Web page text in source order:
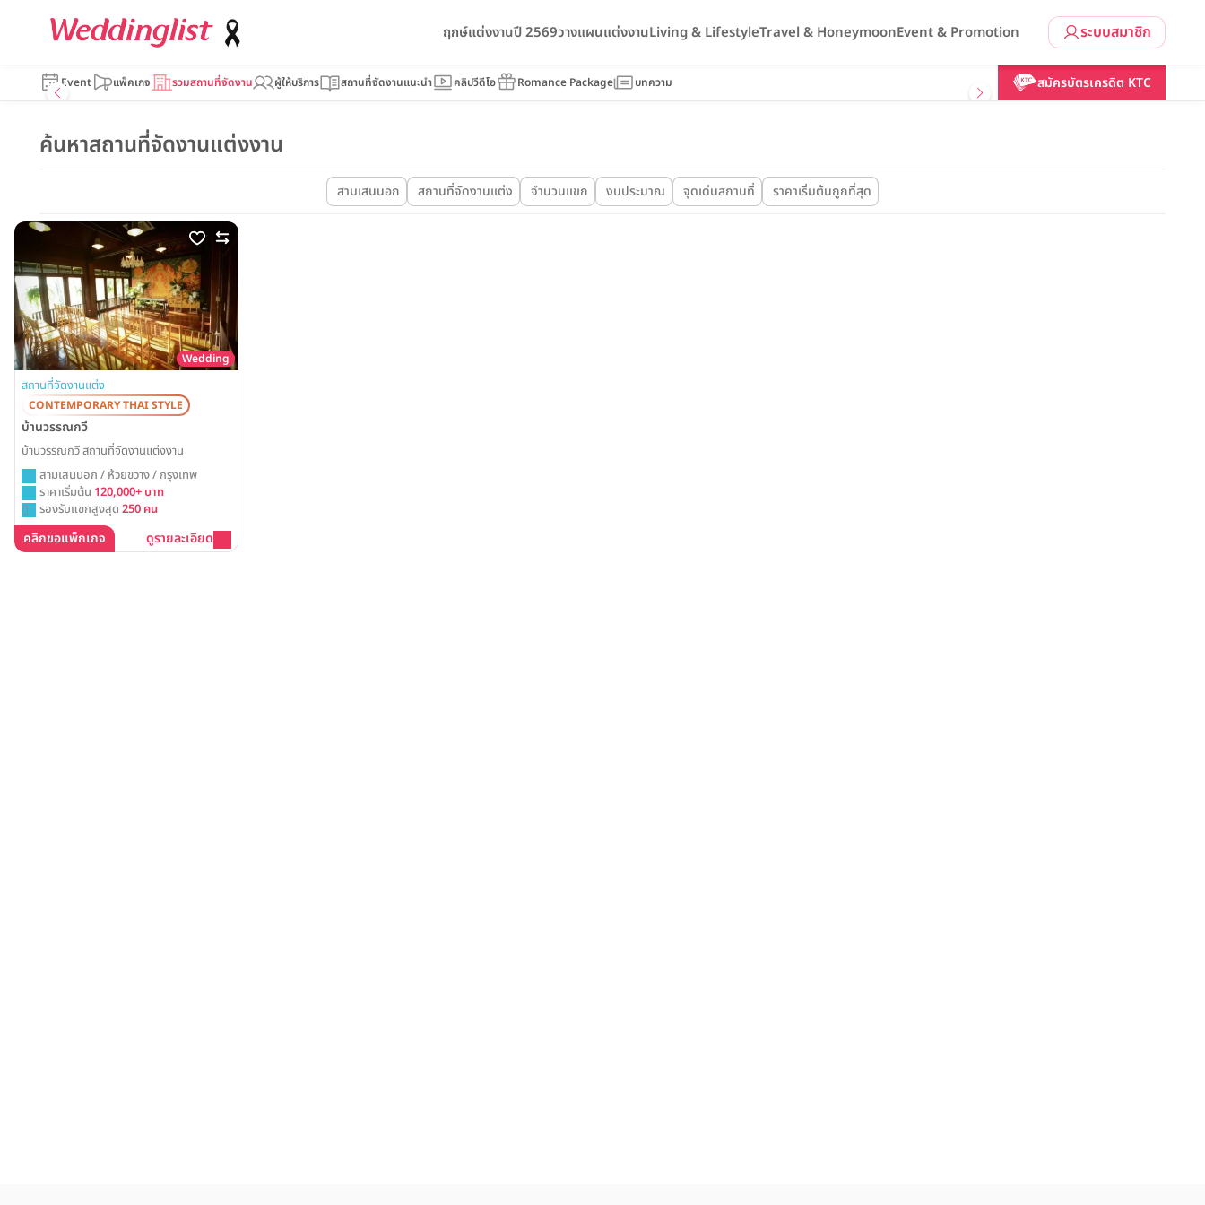
ระบบสมาชิก
ฤกษ์แต่งงานปี 2569วางแผนแต่งงานLiving & LifestyleTravel & HoneymoonEvent & Promotion
Event แพ็คเกจ รวมสถานที่จัดงาน ผู้ให้บริการ สถานที่จัดงานแนะนำ คลิปวีดีโอ Romance Package บทความ สมัครบัตรเครดิต KTC
ค้นหาสถานที่จัดงานแต่งงาน
สามเสนนอก สถานที่จัดงานแต่ง จำนวนแขก งบประมาณ จุดเด่นสถานที่ ราคาเริ่มต้นถูกที่สุด
Wedding
สถานที่จัดงานแต่ง
CONTEMPORARY THAI STYLE
บ้านวรรณกวี
บ้านวรรณกวี สถานที่จัดงานแต่งงาน
สามเสนนอก / ห้วยขวาง / กรุงเทพ
ราคาเริ่มต้น 120,000+ บาท
รองรับแขกสูงสุด 250 คน
คลิกขอแพ็กเกจ ดูรายละเอียด